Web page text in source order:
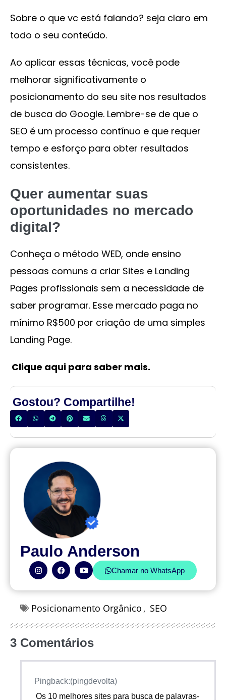
Sobre o que vc está falando? seja claro em
todo o seu conteúdo.
Ao aplicar essas técnicas, você pode
melhorar significativamente o
posicionamento do seu site nos resultados
de busca do Google. Lembre-se de que o
SEO é um processo contínuo e que requer
tempo e esforço para obter resultados
consistentes.
Quer aumentar suas
oportunidades no mercado
digital?
Conheça o método WED, onde ensino
pessoas comuns a criar Sites e Landing
Pages profissionais sem a necessidade de
saber programar. Esse mercado paga no
mínimo R$500 por criação de uma simples
Landing Page.
Clique aqui para saber mais.
Gostou? Compartilhe!
Paulo Anderson
Chamar no WhatsApp
Posicionamento Orgânico , SEO
3 Comentários
Pingback:(pingdevolta)
Os 10 melhores sites para busca de palavras-